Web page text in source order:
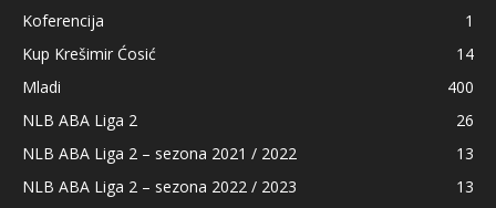
Koferencija
1
Kup Krešimir Ćosić
14
Mladi
400
NLB ABA Liga 2
26
NLB ABA Liga 2 – sezona 2021 / 2022
13
NLB ABA Liga 2 – sezona 2022 / 2023
13